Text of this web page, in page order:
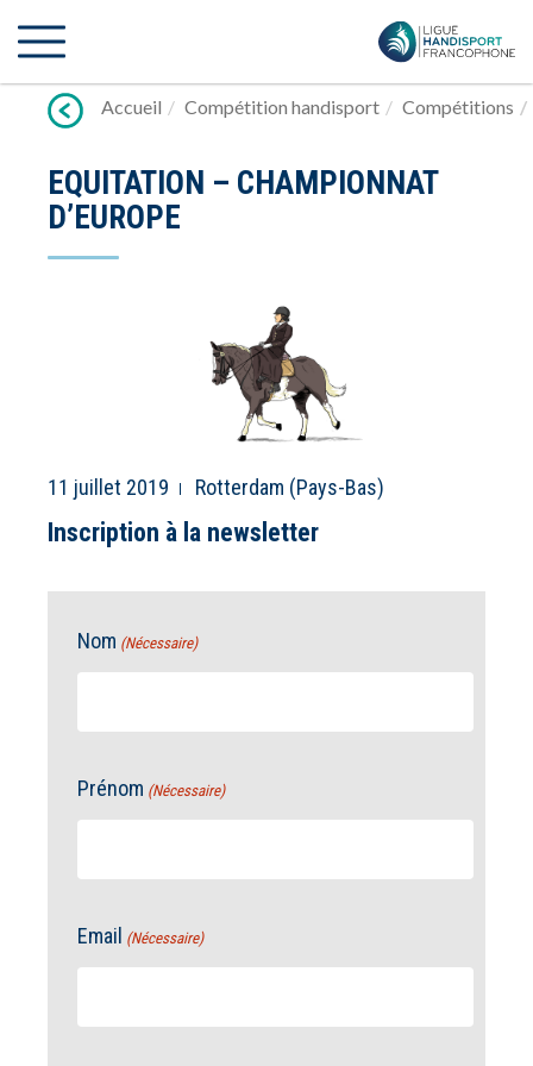
vers
Accueil
Compétition handisport Compétitions
EQUITATION – CHAMPIONNAT
D’EUROPE
11 juillet 2019 Rotterdam (Pays-Bas)
Inscription à la newsletter
Nom (Nécessaire)
Prénom (Nécessaire)
Email (Nécessaire)